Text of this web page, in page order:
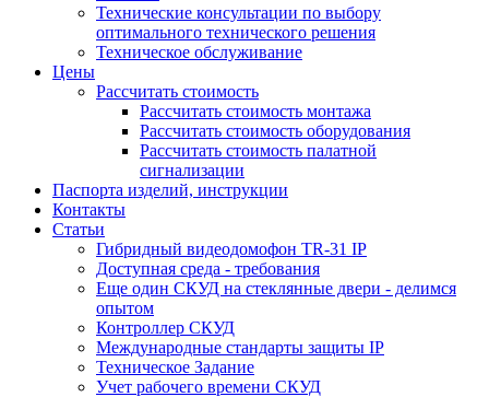
Технические консультации по выбору
оптимального технического решения
Техническое обслуживание
Цены
Рассчитать стоимость
Рассчитать стоимость монтажа
Рассчитать стоимость оборудования
Рассчитать стоимость палатной
сигнализации
Паспорта изделий, инструкции
Контакты
Статьи
Гибридный видеодомофон TR-31 IP
Доступная среда - требования
Еще один СКУД на стеклянные двери - делимся
опытом
Контроллер СКУД
Международные стандарты защиты IP
Техническое Задание
Учет рабочего времени СКУД